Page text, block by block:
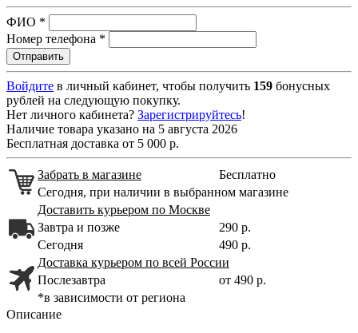
ФИО *
Номер телефона *
Войдите в личный кабинет, чтобы получить 159 бонусных
рублей на следующую покупку.
Нет личного кабинета? Зарегистрируйтесь!
Наличие товара указано на 5 августа 2026
Бесплатная доставка от 5 000 р.
Забрать в магазине
Бесплатно
Сегодня, при наличии в выбранном магазине
Доставить курьером по Москве
Завтра и позже
290 р.
Сегодня
490 р.
Доставка курьером по всей России
Послезавтра
от 490 р.
*в зависимости от региона
Описание